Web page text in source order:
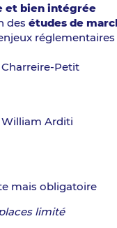
et bien intégrée
des études de
Charreire-Petit
William Arditi
mais obligatoire
limité